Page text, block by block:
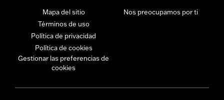
Mapa del sitio
Términos de uso
Política de privacidad
Política de cookies
Gestionar las preferencias de
cookies
Nos preocupamos por ti